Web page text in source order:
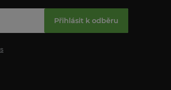
Přihlásit k odběru